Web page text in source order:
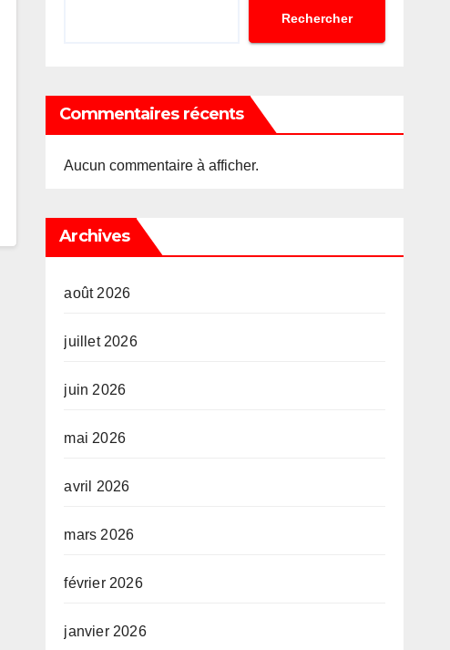
Rechercher
Commentaires récents
Aucun commentaire à afficher.
Archives
août 2026
juillet 2026
juin 2026
mai 2026
avril 2026
mars 2026
février 2026
janvier 2026